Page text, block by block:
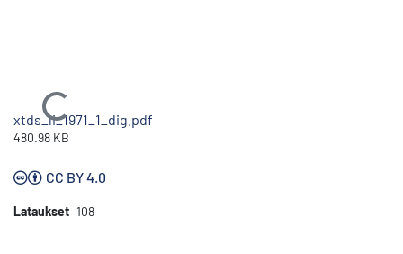
Ladataan...
xtds_li_1971_1_dig.pdf
480.98 KB
CC BY 4.0
Lataukset 108